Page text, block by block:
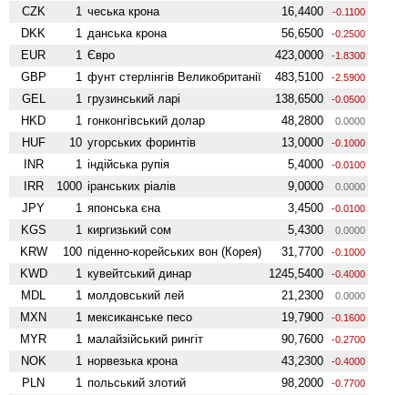
CZK 1 чеська крона 16,4400 -0.1100
DKK 1 данська крона 56,6500 -0.2500
EUR 1 Євро 423,0000 -1.8300
GBP 1 фунт стерлінгів Велико­британії 483,5100 -2.5900
GEL 1 грузинський ларі 138,6500 -0.0500
HKD 1 гонконгівський долар 48,2800 0.0000
HUF 10 угорських форинтів 13,0000 -0.1000
INR 1 індійська рупія 5,4000 -0.0100
IRR 1000 іранських ріалів 9,0000 0.0000
JPY 1 японська єна 3,4500 -0.0100
KGS 1 киргизький сом 5,4300 0.0000
KRW 100 піденно-корейських вон (Корея) 31,7700 -0.1000
KWD 1 кувейтський динар 1245,5400 -0.4000
MDL 1 молдовський лей 21,2300 0.0000
MXN 1 мексиканське песо 19,7900 -0.1600
MYR 1 малайзійський рингіт 90,7600 -0.2700
NOK 1 норвезька крона 43,2300 -0.4000
PLN 1 польський злотий 98,2000 -0.7700